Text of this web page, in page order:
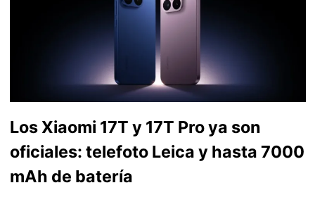
Los Xiaomi 17T y 17T Pro ya son
oficiales: telefoto Leica y hasta 7000
mAh de batería